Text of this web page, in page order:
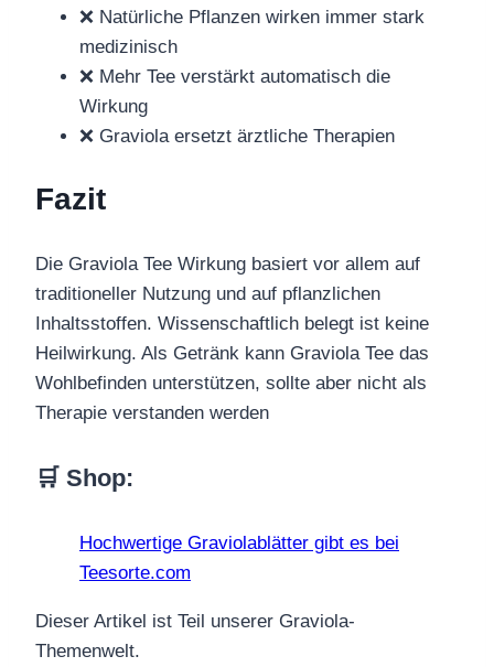
❌ Natürliche Pflanzen wirken immer stark
medizinisch
❌ Mehr Tee verstärkt automatisch die
Wirkung
❌ Graviola ersetzt ärztliche Therapien
Fazit
Die Graviola Tee Wirkung basiert vor allem auf
traditioneller Nutzung und auf pflanzlichen
Inhaltsstoffen. Wissenschaftlich belegt ist keine
Heilwirkung. Als Getränk kann Graviola Tee das
Wohlbefinden unterstützen, sollte aber nicht als
Therapie verstanden werden
🛒 Shop:
Hochwertige Graviolablätter gibt es bei
Teesorte.com
Dieser Artikel ist Teil unserer Graviola-
Themenwelt.